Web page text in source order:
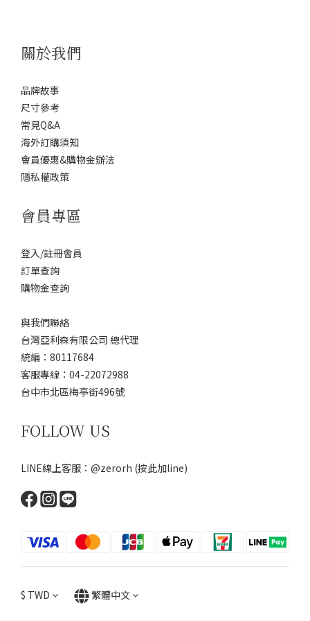
關於我們
品牌故事
尺寸參考
常見Q&A
海外訂購須知
會員優惠&購物金辦法
隱私權政策
會員專區
登入/註冊會員
訂單查詢
購物金查詢
與我們聯絡
台灣亞利森有限公司 總代理
統編：80117684
客服專線：04-22072988
台中市北區梅亭街496號
FOLLOW US
LINE線上客服：@zerorh (按此加line)
$ TWD 繁體中文